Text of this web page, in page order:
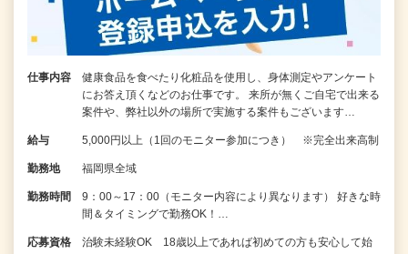
仕事内容
健康食品を食べたり化粧品を使用し、身体測定やアンケート
にお答え頂くなどのお仕事です。 来所が無くご自宅で出来る
案件や、弊社以外の場所で実施する案件もございます…
給与 5,000円以上（1回のモニター参加につき） ※完全出来高制
勤務地 福岡県全域
勤務時間
9：00～17：00（モニター内容により異なります） 好きな時
間＆タイミングで勤務OK！…
応募資格
治験未経験OK 18歳以上であれば初めての方も安心して始